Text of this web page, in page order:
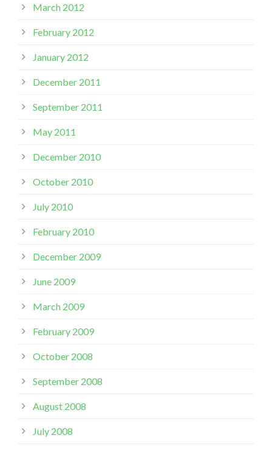
March 2012
February 2012
January 2012
December 2011
September 2011
May 2011
December 2010
October 2010
July 2010
February 2010
December 2009
June 2009
March 2009
February 2009
October 2008
September 2008
August 2008
July 2008